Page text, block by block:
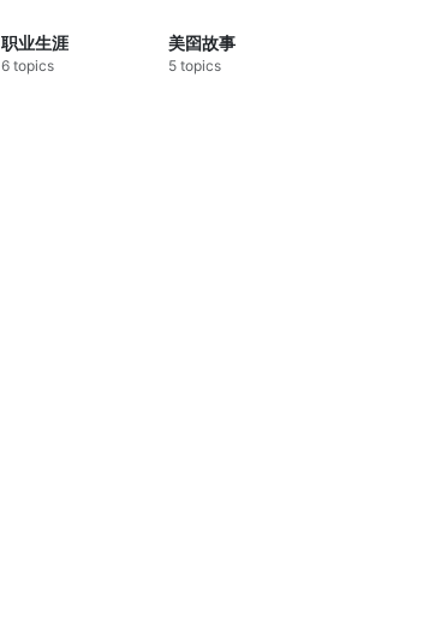
职业生涯
6 topics
美囶故事
5 topics